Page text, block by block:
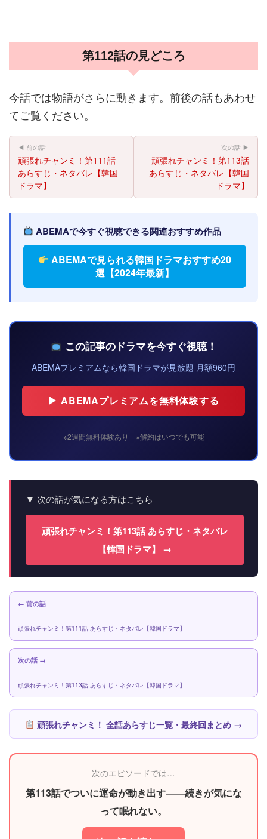
第112話の見どころ
今話では物語がさらに動きます。前後の話もあわせ
てご覧ください。
◀ 前の話
頑張れチャンミ！第111話
あらすじ・ネタバレ【韓国
ドラマ】
次の話 ▶
頑張れチャンミ！第113話
あらすじ・ネタバレ【韓国
ドラマ】
ABEMAで今すぐ視聴できる関連おすすめ作品
ABEMAで見られる韓国ドラマおすすめ20
選【2024年最新】
この記事のドラマを今すぐ視聴！
ABEMAプレミアムなら韓国ドラマが見放題 月額960円
▶ ABEMAプレミアムを無料体験する
※2週間無料体験あり ※解約はいつでも可能
▼ 次の話が気になる方はこちら
頑張れチャンミ！第113話 あらすじ・ネタバレ
【韓国ドラマ】 →
← 前の話
頑張れチャンミ！第111話 あらすじ・ネタバレ【韓国ドラマ】
次の話 →
頑張れチャンミ！第113話 あらすじ・ネタバレ【韓国ドラマ】
頑張れチャンミ！ 全話あらすじ一覧・最終回まとめ →
次のエピソードでは…
第113話でついに運命が動き出す――続きが気にな
って眠れない。